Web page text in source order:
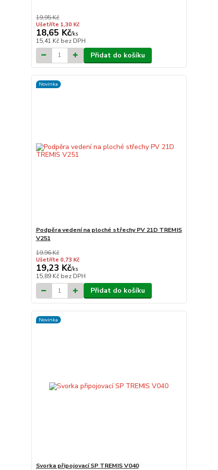
19,95 Kč
Ušetříte 1,30 Kč
18,65 Kč/ks
15,41 Kč bez DPH
Přidat do košíku
Novinka
Podpěra vedení na ploché střechy PV 21D TREMIS
V251
19,96 Kč
Ušetříte 0,73 Kč
19,23 Kč/ks
15,89 Kč bez DPH
Přidat do košíku
Novinka
Svorka připojovací SP TREMIS V040